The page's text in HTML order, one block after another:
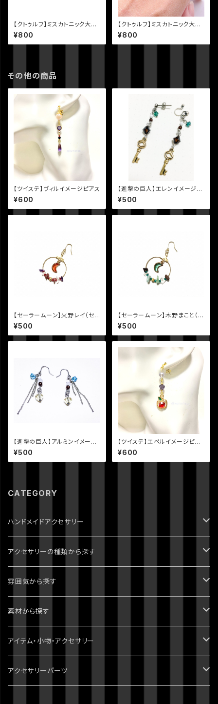
【クトゥルフ】ミスカトニック大学
のピンバッジ
¥800
【クトゥルフ】ミスカトニック大学
のリング
¥800
その他の商品
【ツイステ】ヴィルイメージピアス
¥600
【進撃の巨人】エレンイメージピ
アス(片耳)
¥500
【セーラームーン】火野レイ（セ
ーラーマーズ）イメージ天然石と
月のピアス
¥500
【セーラームーン】木野まこと（セ
ーラージュピター）イメージ天然
石と月のピアス
¥500
【進撃の巨人】アルミンイメージ
ピアス
¥500
【ツイステ】エペルイメージピア
ス
¥600
CATEGORY
ハンドメイドアクセサリー
ジョジョの奇妙な冒険
1部 ファントムブラッド
2部 戦闘潮流
進撃の巨人
ダンガンロンパ
無印
スーパーダンガンロンパ2
ツイステッドワンダーランド
刀剣乱舞
アクセサリーの種類から探す
ピアス・イヤリング
ブレスレット
指輪・リング
イヤーカフ・イヤーフック
雰囲気から探す
パンク・ゴシック・ロック・かっこいい
病みかわいい
ポップ・かわいい
素材から探す
天然石
スワロフスキー
アイテム・小物・アクセサリー
ミニチュア・ドールハウス
アクセサリーパーツ